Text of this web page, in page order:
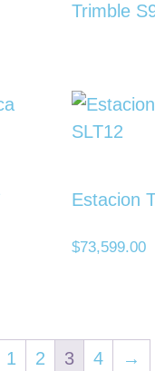
Trimble
Estacion
$73,599.00
1 2 3 4 →